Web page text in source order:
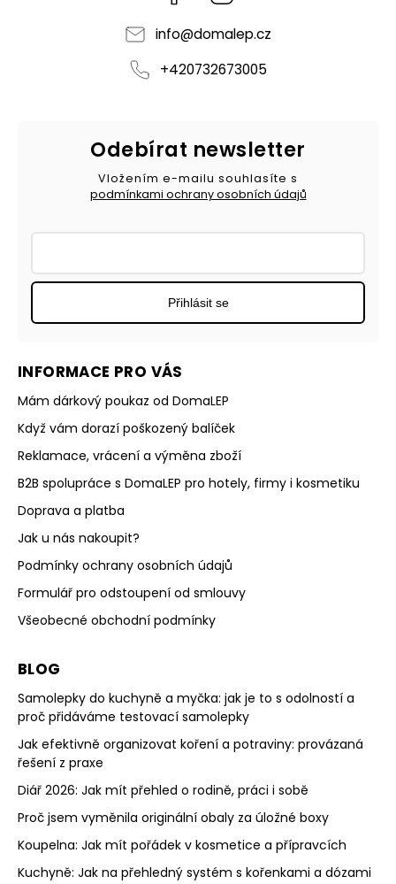
info@domalep.cz
+420732673005
INFORMACE PRO VÁS
Mám dárkový poukaz od DomaLEP
Když vám dorazí poškozený balíček
Reklamace, vrácení a výměna zboží
B2B spolupráce s DomaLEP pro hotely, firmy i kosmetiku
Doprava a platba
Jak u nás nakoupit?
Podmínky ochrany osobních údajů
Formulář pro odstoupení od smlouvy
Všeobecné obchodní podmínky
BLOG
Samolepky do kuchyně a myčka: jak je to s odolností a
proč přidáváme testovací samolepky
Jak efektivně organizovat koření a potraviny: provázaná
řešení z praxe
Diář 2026: Jak mít přehled o rodině, práci i sobě
Proč jsem vyměnila originální obaly za úložné boxy
Koupelna: Jak mít pořádek v kosmetice a přípravcích
Kuchyně: Jak na přehledný systém s kořenkami a dózami
Odebírat newsletter
Vložením e-mailu souhlasíte s
podmínkami ochrany osobních údajů
Přihlásit se